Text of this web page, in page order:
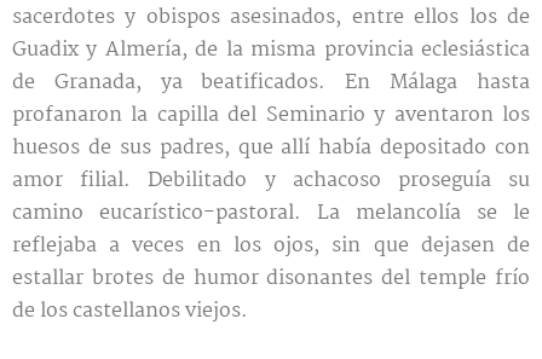
sacerdotes y obispos asesinados, entre ellos los de
Guadix y Almería, de la misma provincia eclesiástica
de Granada, ya beatificados. En Málaga hasta
profanaron la capilla del Seminario y aventaron los
huesos de sus padres, que allí había depositado con
amor filial. Debilitado y achacoso proseguía su
camino eucarístico-pastoral. La melancolía se le
reflejaba a veces en los ojos, sin que dejasen de
estallar brotes de humor disonantes del temple frío
de los castellanos viejos.